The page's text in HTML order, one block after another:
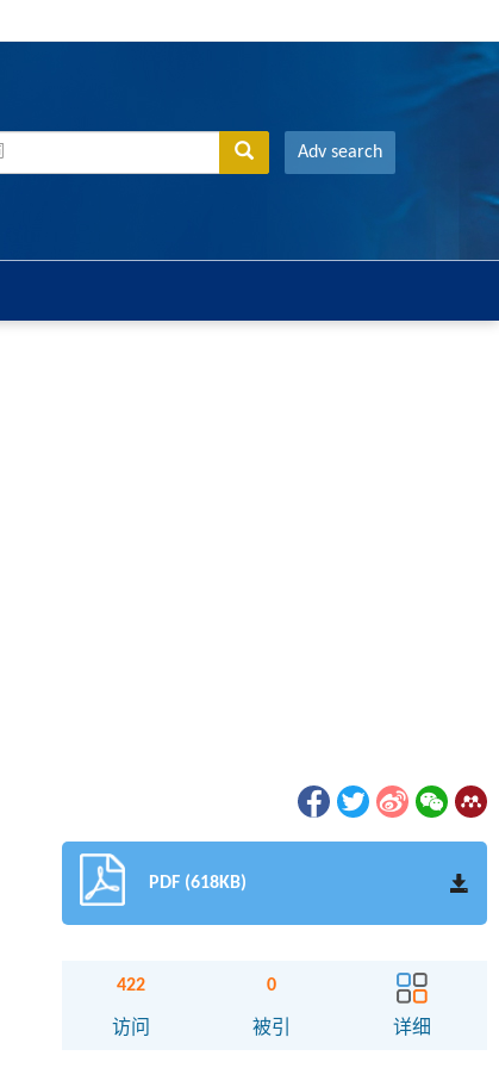
Adv search
PDF (618KB)
422
访问
0
被引 详细